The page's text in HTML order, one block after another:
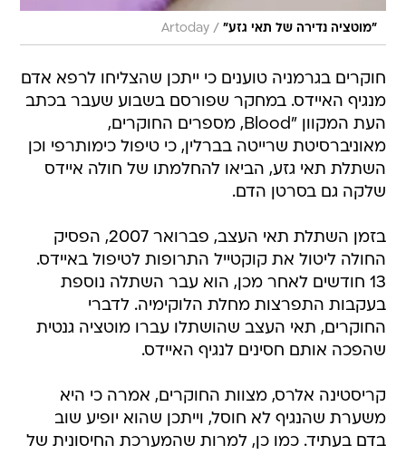
"מוטציה נדירה של תאי גזע" /
Artoday
חוקרים בגרמניה טוענים כי ייתכן שהצליחו לרפא אדם
מנגיף האיידס. במחקר שפורסם בשבוע שעבר בכתב
העת המקוון "Blood, מספרים החוקרים,
מאוניברסיטת שרייטה בברלין, כי טיפול כימותרפי וכן
השתלת תאי גזע, הביאו להחלמתו של חולה איידס
שלקה גם בסרטן הדם.
בזמן השתלת תאי העצב, פברואר 2007, הפסיק
החולה ליטול את קוקטייל התרופות לטיפול באיידס.
13 חודשים לאחר מכן, הוא עבר השתלה נוספת
בעקבות התפרצות מחלת הלוקימיה. לדברי
החוקרים, תאי העצב שהושתלו עברו מוטציה גנטית
שהפכה אותם חסינים לנגיף האיידס.
קריסטינה אלרס, מצוות החוקרים, אמרה כי היא
משערת שהנגיף לא חוסל, וייתכן שהוא יופיע שוב
בדם בעתיד. כמו כן, למרות שהמערכת החיסונית של